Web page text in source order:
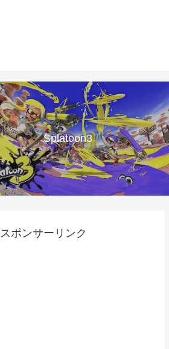
Splatoon3
スポンサーリンク